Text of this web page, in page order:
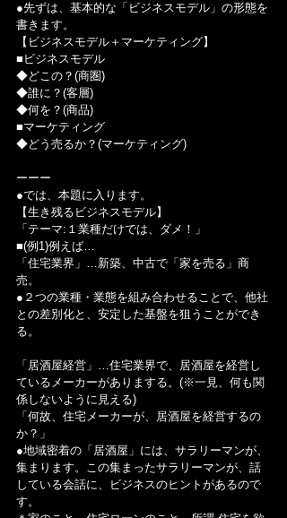
●先ずは、基本的な「ビジネスモデル」の形態を
書きます。
【ビジネスモデル＋マーケティング】
■ビジネスモデル
◆どこの？(商圏)
◆誰に？(客層)
◆何を？(商品)
■マーケティング
◆どう売るか？(マーケティング)
ーーー
●では、本題に入ります。
【生き残るビジネスモデル】
「テーマ:１業種だけでは、ダメ！」
■(例1)例えば…
「住宅業界」…新築、中古で「家を売る」商
売。
●２つの業種・業態を組み合わせることで、他社
との差別化と、安定した基盤を狙うことができ
る。
「居酒屋経営」…住宅業界で、居酒屋を経営し
ているメーカーがありまする。(※一見、何も関
係しないように見える)
「何故、住宅メーカーが、居酒屋を経営するの
か？」
●地域密着の「居酒屋」には、サラリーマンが、
集まります。この集まったサラリーマンが、話
している会話に、ビジネスのヒントがあるので
す。